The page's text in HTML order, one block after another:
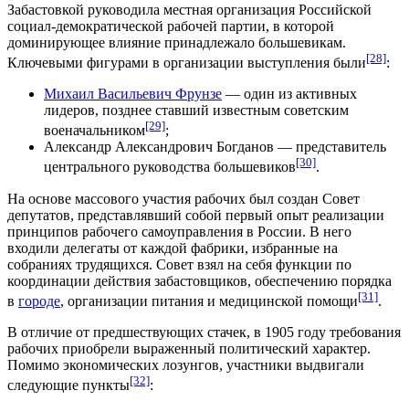
Забастовкой руководила местная организация Российской
социал-демократической рабочей партии, в которой
доминирующее влияние принадлежало большевикам.
Ключевыми фигурами в организации выступления были[28]:
Михаил Васильевич Фрунзе — один из активных
лидеров, позднее ставший известным советским
военачальником[29];
Александр Александрович Богданов — представитель
центрального руководства большевиков[30].
На основе массового участия рабочих был создан Совет
депутатов, представлявший собой первый опыт реализации
принципов рабочего самоуправления в России. В него
входили делегаты от каждой фабрики, избранные на
собраниях трудящихся. Совет взял на себя функции по
координации действия забастовщиков, обеспечению порядка
в городе, организации питания и медицинской помощи[31].
В отличие от предшествующих стачек, в 1905 году требования
рабочих приобрели выраженный политический характер.
Помимо экономических лозунгов, участники выдвигали
следующие пункты[32]: